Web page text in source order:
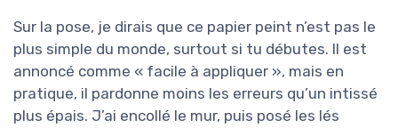
Sur la pose, je dirais que ce papier peint n’est pas le
plus simple du monde, surtout si tu débutes. Il est
annoncé comme « facile à appliquer », mais en
pratique, il pardonne moins les erreurs qu’un intissé
plus épais. J’ai encollé le mur, puis posé les lés